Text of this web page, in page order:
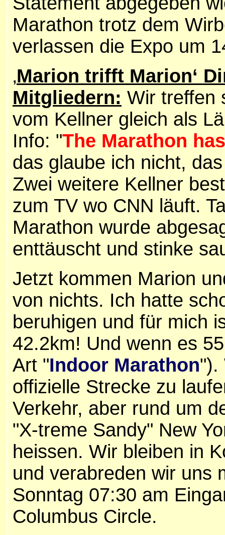
Marathon trotz dem
verlassen die Expo um
‚Marion trifft Marion‘
Mitgliedern: Wir treffen
vom Kellner gleich als
Info: "The Marathon
das glaube ich nicht,
Zwei weitere Kellner
zum TV wo CNN läuft.
Marathon wurde
enttäuscht und stinke
Jetzt kommen Marion
von nichts. Ich hatte
beruhigen und für mich
42.2km! Und wenn es
Art "Indoor Marathon").
offizielle Strecke zu
Verkehr, aber rund um
"X-treme Sandy" New
heissen. Wir bleiben in
und verabreden wir uns
Sonntag 07:30 am
Columbus Circle.